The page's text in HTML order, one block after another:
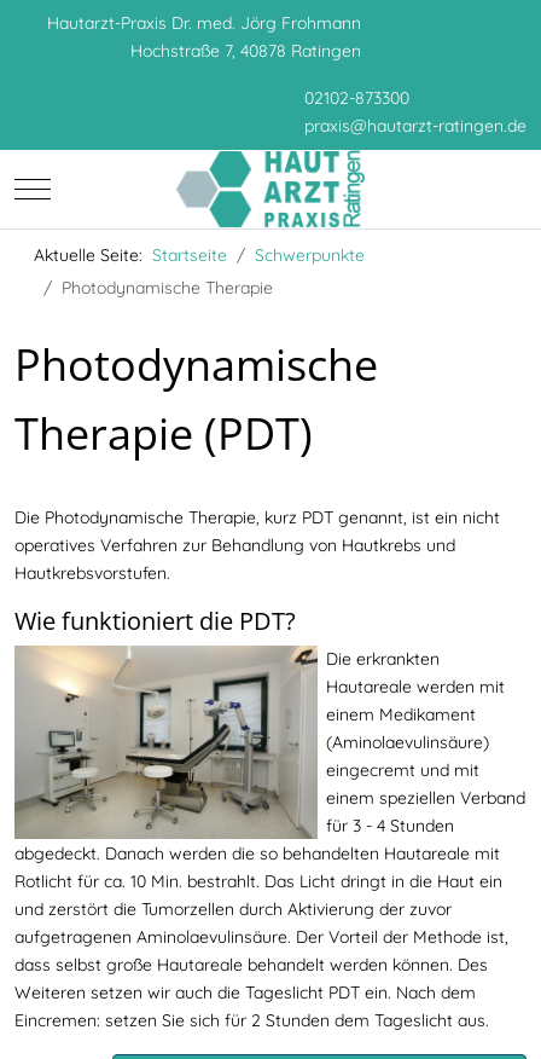
Hautarzt-Praxis Dr. med. Jörg Frohmann
Hochstraße 7, 40878 Ratingen
02102-873300
praxis@hautarzt-ratingen.de
Mobile Menu Toggle
Aktuelle Seite: Startseite
Schwerpunkte
Photodynamische Therapie
Photodynamische
Therapie (PDT)
Die Photodynamische Therapie, kurz PDT genannt, ist ein nicht
operatives Verfahren zur Behandlung von Hautkrebs und
Hautkrebsvorstufen.
Wie funktioniert die PDT?
Die erkrankten
Hautareale werden mit
einem Medikament
(Aminolaevulinsäure)
eingecremt und mit
einem speziellen Verband
für 3 - 4 Stunden
abgedeckt. Danach werden die so behandelten Hautareale mit
Rotlicht für ca. 10 Min. bestrahlt. Das Licht dringt in die Haut ein
und zerstört die Tumorzellen durch Aktivierung der zuvor
aufgetragenen Aminolaevulinsäure. Der Vorteil der Methode ist,
dass selbst große Hautareale behandelt werden können. Des
Weiteren setzen wir auch die Tageslicht PDT ein. Nach dem
Eincremen: setzen Sie sich für 2 Stunden dem Tageslicht aus.